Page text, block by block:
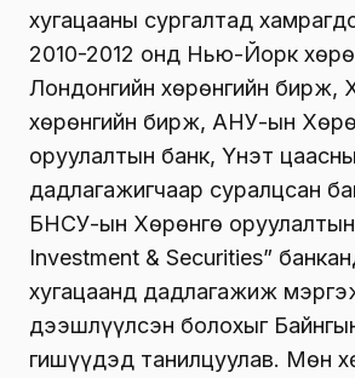
хугацааны сургалтад
2010-2012 онд Нью-Йорк
Лондонгийн хөрөнгийн бирж,
хөрөнгийн бирж, АНУ-ын
оруулалтын банк, Үнэт
дадлагажигчаар суралцсан
БНСУ-ын Хөрөнгө
Investment & Securities”
хугацаанд дадлагажиж
дээшлүүлсэн болохыг
гишүүдэд танилцуулав. Мөн